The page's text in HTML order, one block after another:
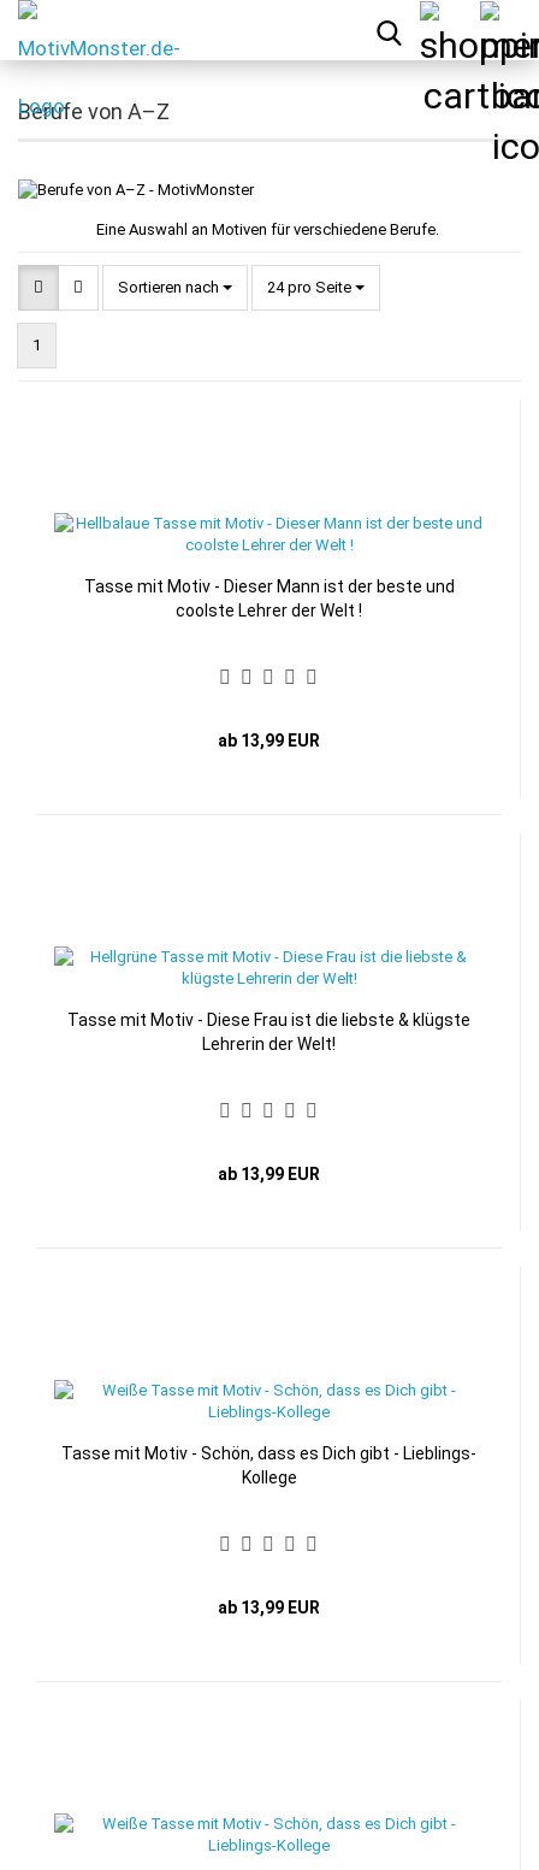
Berufe von A–Z
Eine Auswahl an Motiven für verschiedene Berufe.
Sortieren nach
Sortieren nach 24 pro Seite
pro Seite
1
Tasse mit Motiv - Dieser Mann ist der beste und
coolste Lehrer der Welt !
ab 13,99 EUR
Tasse mit Motiv - Diese Frau ist die liebste & klügste
Lehrerin der Welt!
ab 13,99 EUR
Tasse mit Motiv - Schön, dass es Dich gibt - Lieblings-
Kollege
ab 13,99 EUR